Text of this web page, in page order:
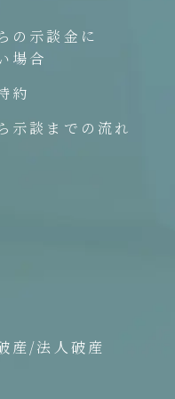
の示談金に
場合
約
示談までの流れ
産/法人破産